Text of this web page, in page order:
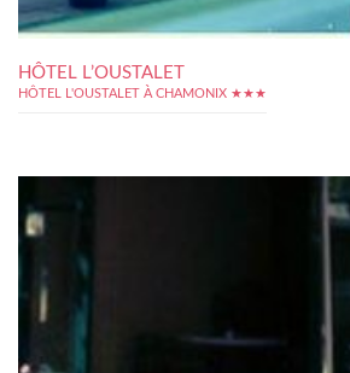
HÔTEL L’OUSTALET
HÔTEL L'OUSTALET À CHAMONIX ★★★